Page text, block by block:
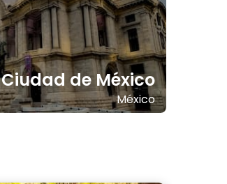
Ciudad de México
México